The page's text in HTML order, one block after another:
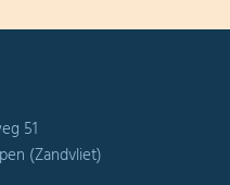
51
(Zandvliet)